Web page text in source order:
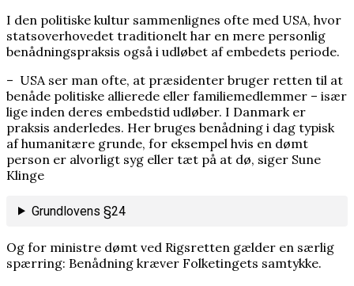
I den politiske kultur sammenlignes ofte med USA, hvor
statsoverhovedet traditionelt har en mere personlig
benådningspraksis også i udløbet af embedets periode.
– USA ser man ofte, at præsidenter bruger retten til at
benåde politiske allierede eller familiemedlemmer – især
lige inden deres embedstid udløber. I Danmark er
praksis anderledes. Her bruges benådning i dag typisk
af humanitære grunde, for eksempel hvis en dømt
person er alvorligt syg eller tæt på at dø, siger Sune
Klinge
Grundlovens §24
Og for ministre dømt ved Rigsretten gælder en særlig
spærring: Benådning kræver Folketingets samtykke.